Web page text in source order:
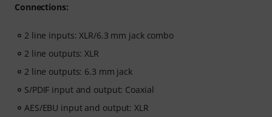
Connections:
2 line inputs: XLR/6.3 mm jack combo
2 line outputs: XLR
2 line outputs: 6.3 mm jack
S/PDIF input and output: Coaxial
AES/EBU input and output: XLR